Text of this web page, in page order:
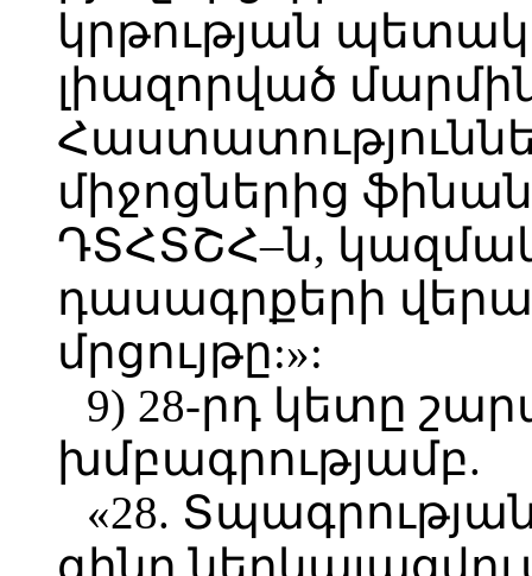
կրթության
լիազորված
միջոցներից
ԴՏՀՏՇՀ–ն,
դասագրքերի
մրցույթը:»:
9) 28-րդ կետը
խմբագրությամբ.
«28.